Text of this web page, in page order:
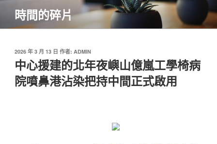
主
時間的碎片
發
於
2026 年 3 月 13 日 作者: ADMIN
中心援建的北年夜嶼山億嵐工學椅病
院噴鼻港沾染把持中間正式啟用